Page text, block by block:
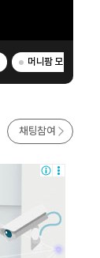
머니팜 모닝라이브
채팅참여